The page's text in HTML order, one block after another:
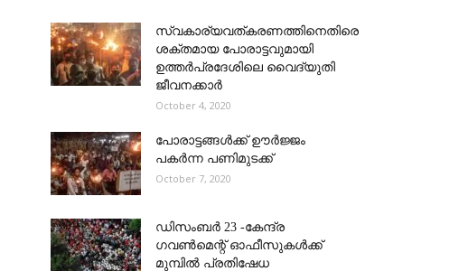
സ്വകാര്യവത്കരണത്തിനെതിരെ
ശക്തമായ പോരാട്ടവുമായി
ഉത്തർപ്രദേശിലെ വൈദ്യുതി
ജീവനക്കാർ
October 4, 2020
പോരാട്ടങ്ങൾക്ക് ഊർജ്ജം
പകര്‍ന്ന പണിമുടക്ക്
October 7, 2020
ഡിസംബർ 23 -കേന്ദ്ര
ഗവൺമെന്റ് ഓഫീസുകൾക്ക്
മുമ്പിൽ പ്രതിഷേധ